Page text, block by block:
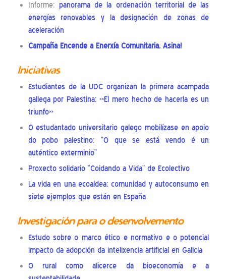
Informe: panorama de la ordenación territorial de las
energías renovables y la designación de zonas de
aceleración
Campaña Encende a Enerxía Comunitaria. Asina!
Iniciativas
Estudiantes de la UDC organizan la primera acampada
gallega por Palestina: «El mero hecho de hacerla es un
triunfo»
O estudantado universitario galego mobilízase en apoio
do pobo palestino: “O que se está vendo é un
auténtico exterminio”
Proxecto solidario “Coidando a Vida” de Ecolectivo
La vida en una ecoaldea: comunidad y autoconsumo en
siete ejemplos que están en España
Investigación para o desenvolvemento
Estudo sobre o marco ético e normativo e o potencial
impacto da adopción da intelixencia artificial en Galicia
O rural como alicerce da bioeconomía e a